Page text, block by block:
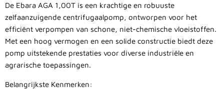
De Ebara AGA 1,00T is een krachtige en robuuste
zelfaanzuigende centrifugaalpomp, ontworpen voor het
efficiënt verpompen van schone, niet-chemische vloeistoffen.
Met een hoog vermogen en een solide constructie biedt deze
pomp uitstekende prestaties voor diverse industriële en
agrarische toepassingen.
Belangrijkste Kenmerken: